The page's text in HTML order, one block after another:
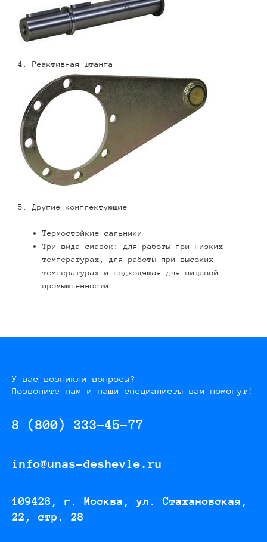
4. Реактивная штанга
5. Другие комплектующие
Термостойкие сальники
Три вида смазок: для работы при низких
температурах, для работы при высоких
температурах и подходящая для пищевой
промышленности.
У вас возникли вопросы?
Позвоните нам и наши специалисты вам помогут!
8 (800) 333-45-77
info@unas-deshevle.ru
109428, г. Москва, ул. Стахановская,
22, стр. 28